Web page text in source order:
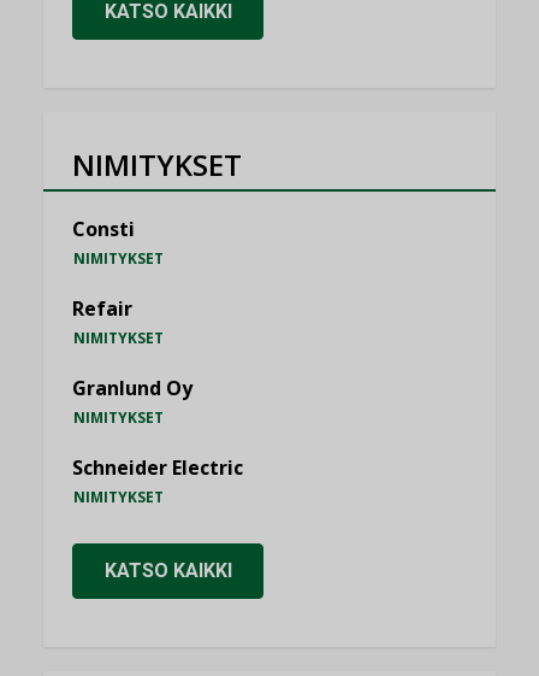
KATSO KAIKKI
NIMITYKSET
Consti
NIMITYKSET
Refair
NIMITYKSET
Granlund Oy
NIMITYKSET
Schneider Electric
NIMITYKSET
KATSO KAIKKI